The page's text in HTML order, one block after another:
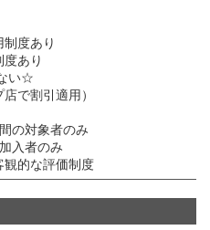
制度あり
あり
い☆
で割引適用）
の対象者のみ
入者のみ
観的な評価制度